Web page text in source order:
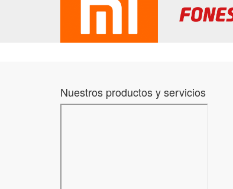
Nuestros productos y servicios